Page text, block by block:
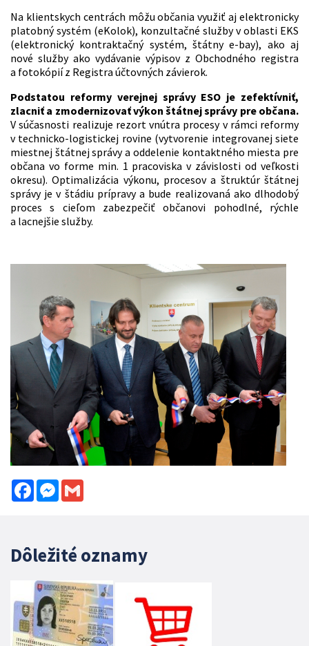
Na klientskych centrách môžu občania využiť aj elektronicky
platobný systém (eKolok), konzultačné služby v oblasti EKS
(elektronický kontraktačný systém, štátny e-bay), ako aj
nové služby ako vydávanie výpisov z Obchodného registra
a fotokópií z Registra účtovných závierok.
Podstatou reformy verejnej správy ESO je zefektívniť,
zlacniť a zmodernizovať výkon štátnej správy pre občana.
V súčasnosti realizuje rezort vnútra procesy v rámci reformy
v technicko-logistickej rovine (vytvorenie integrovanej siete
miestnej štátnej správy a oddelenie kontaktného miesta pre
občana vo forme min. 1 pracoviska v závislosti od veľkosti
okresu). Optimalizácia výkonu, procesov a štruktúr štátnej
správy je v štádiu prípravy a bude realizovaná ako dlhodobý
proces s cieľom zabezpečiť občanovi pohodlné, rýchle
a lacnejšie služby.
FacebookMessenger
Dôležité oznamy